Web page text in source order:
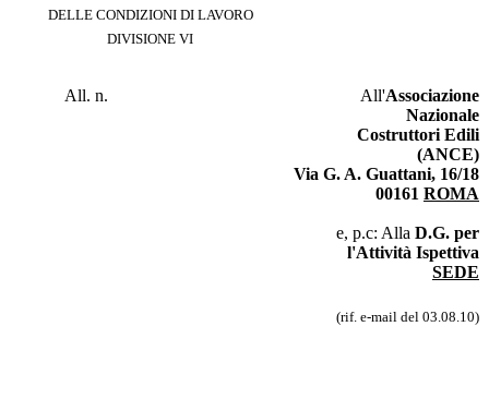
DELLE CONDIZIONI DI LAVORO
DIVISIONE VI
All. n. All'Associazione
Nazionale
Costruttori Edili
(ANCE)
Via G. A. Guattani, 16/18
00161 ROMA
e, p.c: Alla D.G. per
l'Attività Ispettiva
SEDE
(rif. e-mail del 03.08.10)